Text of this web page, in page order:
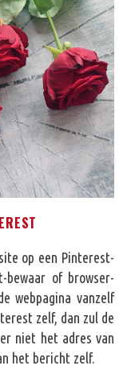
op een Pinterest-
of browser-
webpagina vanzelf
zelf, dan zul de
niet het adres van
het bericht zelf.